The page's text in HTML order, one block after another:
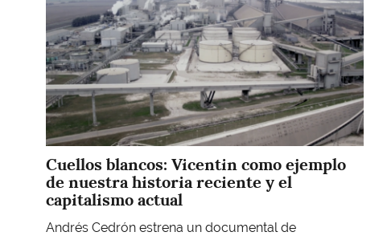
Cuellos blancos: Vicentin como ejemplo
de nuestra historia reciente y el
capitalismo actual
Andrés Cedrón estrena un documental de